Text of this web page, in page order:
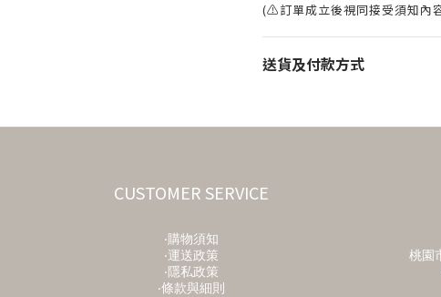
(⚠訂單成立後視同接受須知內
送貨及付款方式
CUSTOMER SERVICE
‧購物須知
‧運送政策
‧隱私政策
‧條款與細則
桃園